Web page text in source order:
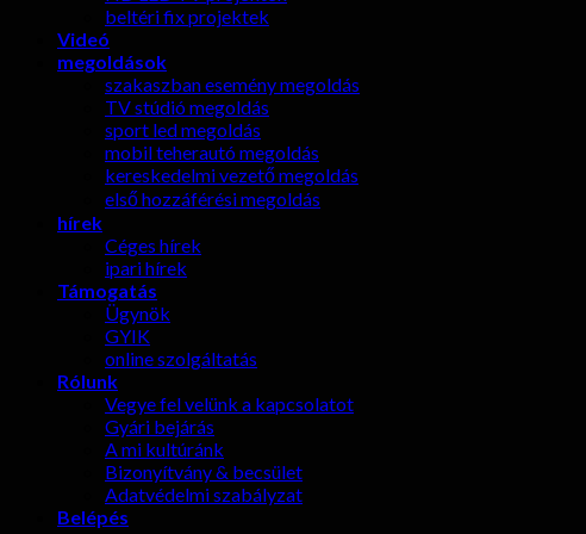
beltéri fix projektek
Videó
megoldások
szakaszban esemény megoldás
TV stúdió megoldás
sport led megoldás
mobil teherautó megoldás
kereskedelmi vezető megoldás
első hozzáférési megoldás
hírek
Céges hírek
ipari hírek
Támogatás
Ügynök
GYIK
online szolgáltatás
Rólunk
Vegye fel velünk a kapcsolatot
Gyári bejárás
A mi kultúránk
Bizonyítvány & becsület
Adatvédelmi szabályzat
Belépés